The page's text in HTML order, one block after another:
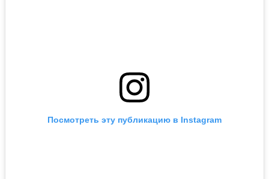
Посмотреть эту публикацию в Instagram